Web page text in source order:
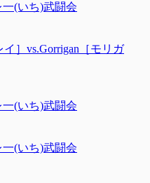
一(いち)武闘会
イ］vs.Gorrigan［モリガ
一(いち)武闘会
一(いち)武闘会